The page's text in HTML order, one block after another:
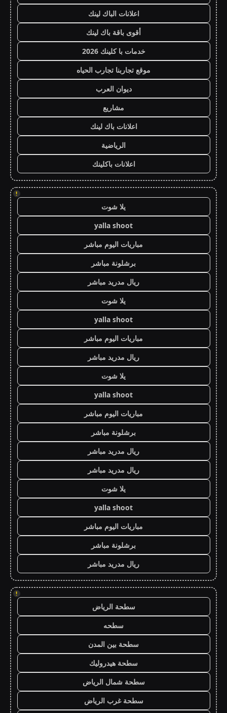
اعلانات الباك لينك
أقوى باقة باك لينك
خدمات با كلينك 2026
موقع تجاربنا تجارب الحياه
ديوان العرب
مشاريع
اعلانات باك لينك
الرياضية
اعلانات باكلينك
!
يلا شوت
yalla shoot
مباريات اليوم مباشر
برشلونة مباشر
ريال مدريد مباشر
يلا شوت
yalla shoot
مباريات اليوم مباشر
ريال مدريد مباشر
يلا شوت
yalla shoot
مباريات اليوم مباشر
برشلونة مباشر
ريال مدريد مباشر
ريال مدريد مباشر
يلا شوت
yalla shoot
مباريات اليوم مباشر
برشلونة مباشر
ريال مدريد مباشر
!
سطحة الرياض
سطحه
سطحة بين المدن
سطحة هيدروليك
سطحة شمال الرياض
سطحة غرب الرياض